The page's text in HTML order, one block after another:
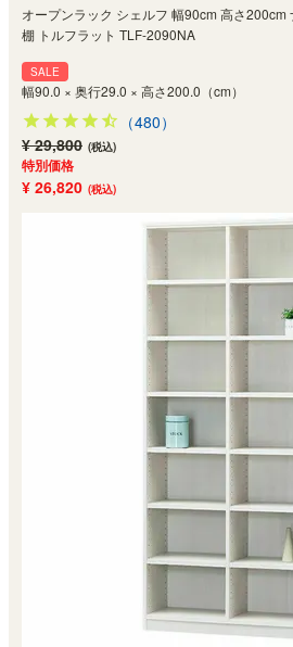
オープンラック シェルフ 幅90cm 高さ200cm
棚 トルフラット TLF-2090NA
SALE
幅90.0 × 奥行29.0 × 高さ200.0（cm）
（480）
¥ 29,800 (税込)
特別価格
¥ 26,820 (税込)